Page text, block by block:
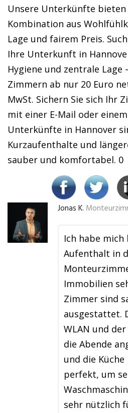
Unsere Unterkünfte bieten
Kombination aus
Lage und fairem Preis.
Ihre Unterkunft in
Hygiene und zentrale Lage
Zimmern ab nur 20 Euro
MwSt. Sichern Sie sich Ihr
mit einer E-Mail oder
Unterkünfte in Hannover
Kurzaufenthalte und
sauber und komfortabel. 0
Jonas K.
Ich habe mich
Aufenthalt in
Immobilien
Zimmer sind
ausgestattet.
WLAN und
die Abende
und die
perfekt, um
sehr nützlich